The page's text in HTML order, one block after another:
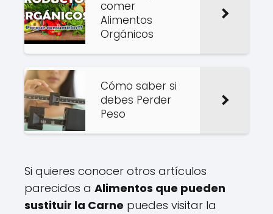
comer
Alimentos
Orgánicos
Cómo saber si
debes Perder
Peso
Si quieres conocer otros artículos
parecidos a Alimentos que pueden
sustituir la Carne puedes visitar la